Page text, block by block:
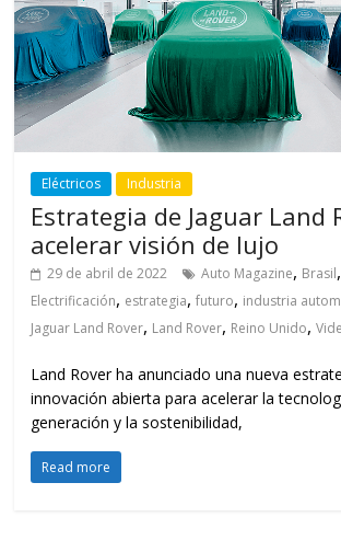
Eléctricos Industria
Estrategia de Jaguar Land
acelerar visión de lujo
29 de abril de 2022 Auto Magazine, Brasil,
Electrificación, estrategia,futuro, industria
Jaguar Land Rover, Land Rover, Reino Unido,
Land Rover ha anunciado una nueva
innovación abierta para acelerar la
generación y la sostenibilidad,
Read more